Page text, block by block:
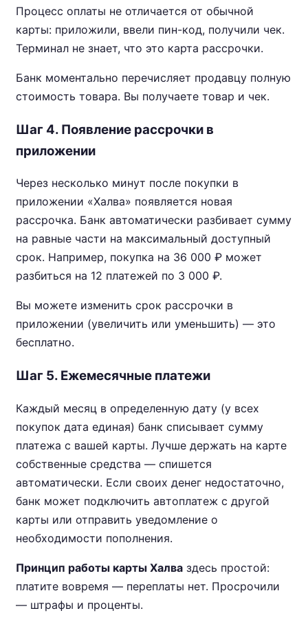
Процесс оплаты не отличается от обычной
карты: приложили, ввели пин-код, получили чек.
Терминал не знает, что это карта рассрочки.
Банк моментально перечисляет продавцу полную
стоимость товара. Вы получаете товар и чек.
Шаг 4. Появление рассрочки в
приложении
Через несколько минут после покупки в
приложении «Халва» появляется новая
рассрочка. Банк автоматически разбивает сумму
на равные части на максимальный доступный
срок. Например, покупка на 36 000 ₽ может
разбиться на 12 платежей по 3 000 ₽.
Вы можете изменить срок рассрочки в
приложении (увеличить или уменьшить) — это
бесплатно.
Шаг 5. Ежемесячные платежи
Каждый месяц в определенную дату (у всех
покупок дата единая) банк списывает сумму
платежа с вашей карты. Лучше держать на карте
собственные средства — спишется
автоматически. Если своих денег недостаточно,
банк может подключить автоплатеж с другой
карты или отправить уведомление о
необходимости пополнения.
Принцип работы карты Халва здесь простой:
платите вовремя — переплаты нет. Просрочили
— штрафы и проценты.